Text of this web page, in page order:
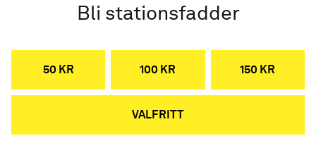
Bli stationsfadder
50 KR 100 KR 150 KR
VALFRITT